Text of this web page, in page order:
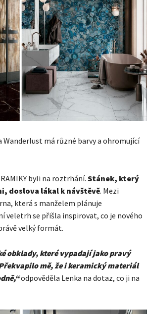
má různé barvy a ohromující
byli na roztrhání. Stánek, který
doslova lákal k návštěvě. Mezi
která s manželem plánuje
veletrh se přišla inspirovat, co je nového
velký formát.
obklady, které vypadají jako pravý
mě, že i keramický materiál
odpověděla Lenka na dotaz, co ji na